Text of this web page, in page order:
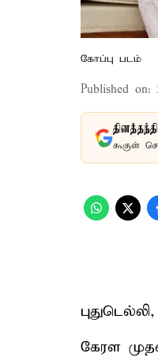
கோப்பு படம்
Published on:
கூகுள்
புதுடெல்லி,
கேரள